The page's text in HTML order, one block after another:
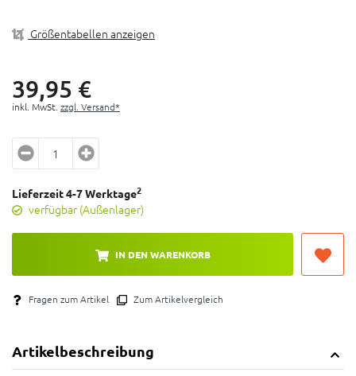
Größentabellen anzeigen
39,95 €
inkl. MwSt. zzgl. Versand*
Lieferzeit 4-7 Werktage2
verfügbar (Außenlager)
IN DEN WARENKORB
Fragen zum Artikel Zum Artikelvergleich
Artikelbeschreibung